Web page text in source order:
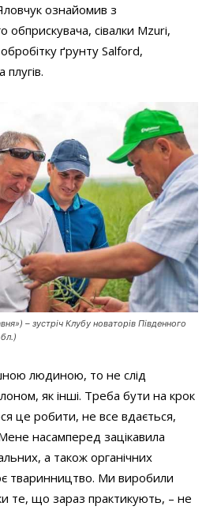
ознайомив з
обприскувача, сівалки Mzuri,
ґрунту Salford,
– зустріч Клубу новаторів Південного
людиною, то не слід
як інші. Треба бути на крок
це робити, не все вдається,
насамперед зацікавила
а також органічних
тваринництво. Ми виробили
те, що зараз практикують, – не